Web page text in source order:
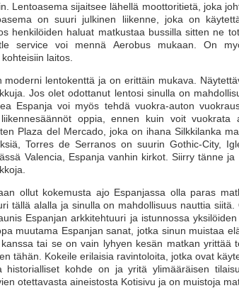
Lentoasema sijaitsee lähellä moottoritietä, joka
on suuri julkinen liikenne, joka on
henkilöiden haluat matkustaa bussilla sitten ne
service voi mennä Aerobus mukaan. On
laitos.
moderni lentokenttä ja on erittäin mukava.
Jos olet odottanut lentosi sinulla on
Espanja voi myös tehdä vuokra-auton
oppia, ennen kuin voit vuokrata
Plaza del Mercado, joka on ihana Silkkilanka
Torres de Serranos on suurin Gothic-City,
Valencia, Espanja vanhin kirkot. Siirry tänne
ollut kokemusta ajo Espanjassa olla paras
tällä alalla ja sinulla on mahdollisuus nauttia siitä.
Espanjan arkkitehtuuri ja istunnossa
muutama Espanjan sanat, jotka sinun muistaa
tai se on vain lyhyen kesän matkan yrittää
tähän. Kokeile erilaisia ravintoloita, jotka ovat
historialliset kohde on ja yritä ylimääräisen
otettavasta aineistosta Kotisivu ja on muistoja